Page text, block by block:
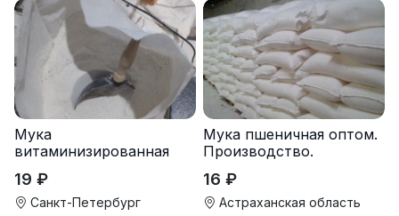
Мука
витаминизированная
19 ₽
Санкт-Петербург
Мука пшеничная оптом.
Производство.
16 ₽
Астраханская область